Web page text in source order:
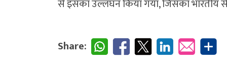
से इसका उल्लंघन किया गया, जिसका भारतीय
Share: